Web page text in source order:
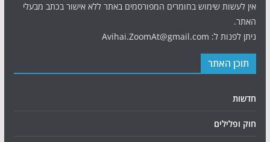
אין לעשות שימוש בחומרים המפורסמים באתר ללא אישור בכתב מבעלי
האתר.
ניתן לפנות ל: Avihai.ZoomAt@gmail.com
תוכן האתר
חדשות
חוק ופלילים